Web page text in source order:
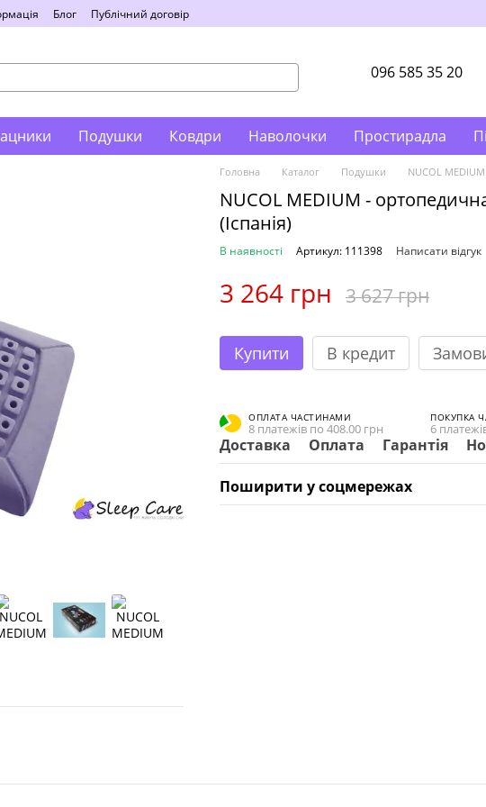
Блог Публічний договір
096 585 35 20
Подушки Ковдри Наволочки Простирадла
Головна Каталог Подушки NUCOL
NUCOL MEDIUM -
(Іспанія)
В наявності Артикул: 111398 Написати відгук
3 264 грн 3 627 грн
Купити В кредит
ОПЛАТА ЧАСТИНАМИ
8 платежів по 408.00 грн
ПОКУПКА
6
Доставка Оплата Гарантія
Поширити у соцмережах